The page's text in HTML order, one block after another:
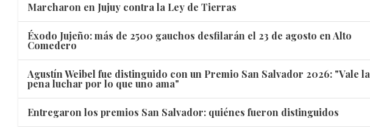
Marcharon en Jujuy contra la Ley de Tierras
Éxodo Jujeño: más de 2500 gauchos desfilarán el 23 de agosto en Alto
Comedero
Agustín Weibel fue distinguido con un Premio San Salvador 2026: "Vale la
pena luchar por lo que uno ama"
Entregaron los premios San Salvador: quiénes fueron distinguidos